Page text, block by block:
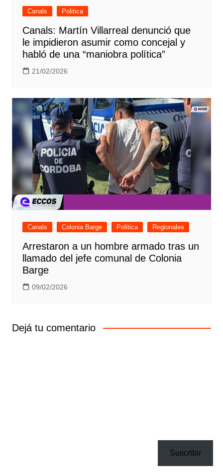
Canals Politica
Canals: Martín Villarreal denunció que
le impidieron asumir como concejal y
habló de una “maniobra política”
21/02/2026
Canals Colonia Barge Politica Regionales
Arrestaron a un hombre armado tras un
llamado del jefe comunal de Colonia
Barge
09/02/2026
Dejá tu comentario
Suscribir